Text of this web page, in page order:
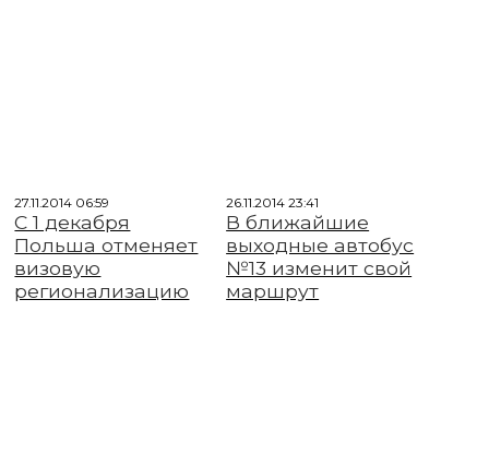
27.11.2014 06:59
С 1 декабря
Польша отменяет
визовую
регионализацию
26.11.2014 23:41
В ближайшие
выходные автобус
№13 изменит свой
маршрут